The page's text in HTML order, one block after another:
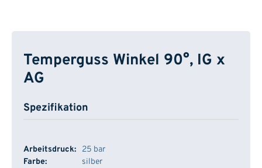
Temperguss Winkel 90°, IG x
AG
Spezifikation
Arbeitsdruck:
25 bar
Farbe:
silber